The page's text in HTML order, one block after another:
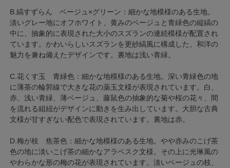
B.縞すずらん ベージュ×グリーン：細かな地模様のある生地。
淡いグレー地にオフホワイト、黄みのベージュと青緑色の縦縞の
中に、抽象的に表現された大小のスズランの連続模様が配置され
ています。かわいらしいスズランを更紗縞風に構成した、和洋の
魅力を兼ね備えたデザインです。裏地は浅い青緑。
C.花くす玉 青緑色：細かな地模様のある生地。深い青緑色の地
に薄茶の輪郭線で大きな花の薬玉文様が表現されています。白、
赤、浅い青緑、薄ベージュ、藤鼠色の抽象的な菊や桜の花々、間
を流れる組紐がデザインに動きを生み出しています。大胆な古典
文様が甘すぎない配色で表現されています。裏地は赤。
D.梅が枝 焦茶色：細かな地模様のある生地。やや赤みのこげ茶
色の地に淡いこげ茶の細かなアラベスク文様。その上に光琳風の
やわらかな形の梅の花が表現されています。淡いベージュの枝、